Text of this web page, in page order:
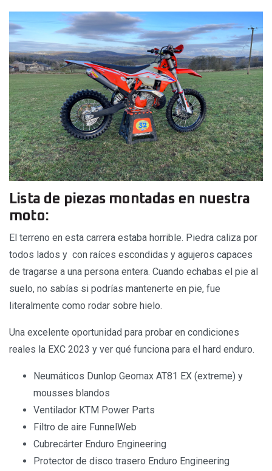
Lista de piezas montadas en nuestra
moto:
El terreno en esta carrera estaba horrible. Piedra caliza por
todos lados y con raíces escondidas y agujeros capaces
de tragarse a una persona entera. Cuando echabas el pie al
suelo, no sabías si podrías mantenerte en pie, fue
literalmente como rodar sobre hielo.
Una excelente oportunidad para probar en condiciones
reales la EXC 2023 y ver qué funciona para el hard enduro.
Neumáticos Dunlop Geomax AT81 EX (extreme) y
mousses blandos
Ventilador KTM Power Parts
Filtro de aire FunnelWeb
Cubrecárter Enduro Engineering
Protector de disco trasero Enduro Engineering